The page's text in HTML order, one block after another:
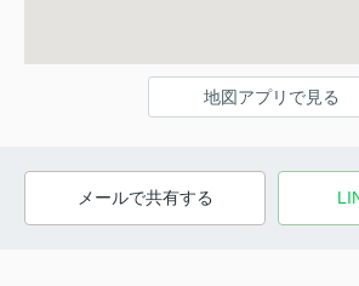
地図アプリで見る
メールで共有する